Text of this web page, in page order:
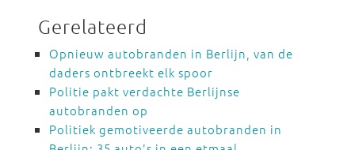
Gerelateerd
Opnieuw autobranden in Berlijn, van de
daders ontbreekt elk spoor
Politie pakt verdachte Berlijnse
autobranden op
Politiek gemotiveerde autobranden in